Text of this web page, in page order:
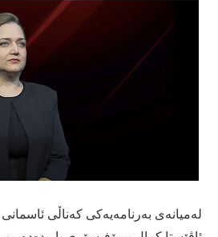
لەمیانەی بەرنامەیەكی كەناڵی